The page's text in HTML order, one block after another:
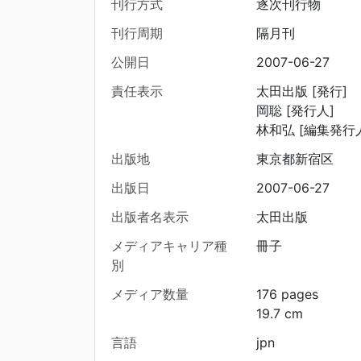
刊行方式
逐次刊行物
刊行周期
隔月刊
公開日
2007-06-27
責任表示
太田出版 [発行]
岡聡 [発行人]
林和弘 [編集発行
出版地
東京都新宿区
出版日
2007-06-27
出版者名表示
太田出版
メディアキャリア種
別
冊子
メディア数量
176 pages
19.7 cm
言語
jpn